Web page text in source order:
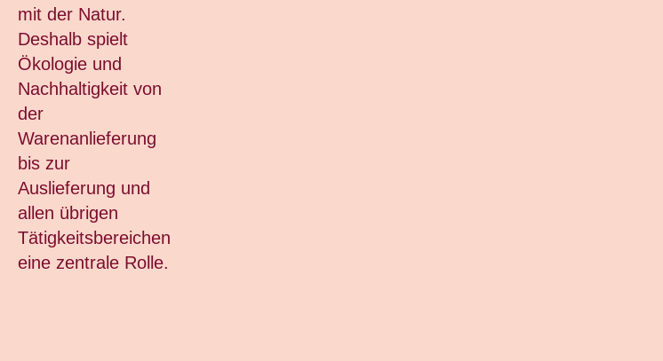
mit der Natur.
Deshalb spielt
Ökologie und
Nachhaltigkeit von
der
Warenanlieferung
bis zur
Auslieferung und
allen übrigen
Tätigkeitsbereichen
eine zentrale Rolle.